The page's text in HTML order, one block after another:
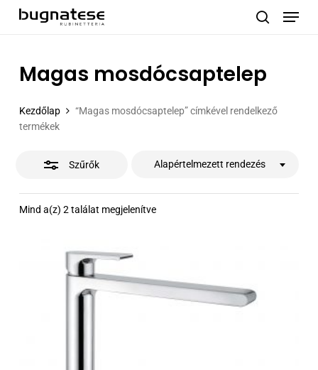
Menu
Magas mosdócsaptelep
Kezdőlap
“Magas mosdócsaptelep” címkével rendelkező
termékek
Szűrők
Mind a(z) 2 találat megjelenítve
Alapértelmezett rendezés